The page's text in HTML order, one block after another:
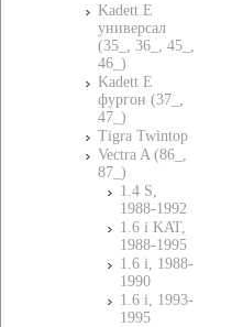
Kadett E
универсал
(35_, 36_, 45_,
46_)
Kadett E
фургон (37_,
47_)
Tigra Twintop
Vectra A (86_,
87_)
1.4 S,
1988-1992
1.6 i KAT,
1988-1995
1.6 i, 1988-
1990
1.6 i, 1993-
1995